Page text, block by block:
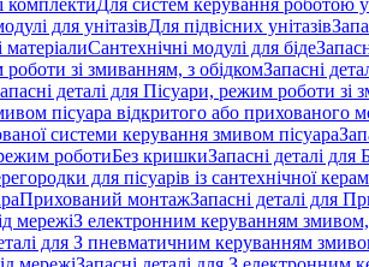
комплектиДля систем керування роботою
для унітазівДля підвісних унітазів
матеріалиСантехнічні модулі для біде
зі змиванням, з обідкомЗапасні
деталі для Пісуари, режим роботи зі
пісуара відкритого або прихованого
системи керування змивом пісуара
роботиБез кришкиЗапасні деталі
для пісуарів із сантехнічної
Прихований монтажЗапасні деталі для
мережіЗ електронним керуванням
для З пневматичним керуванням